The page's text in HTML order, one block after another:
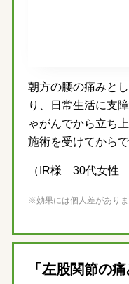
朝方の腰の痛みと
り、日常生活に支
ゃがんでから立ち
施術を受けてから
（IR様 30代女性
※効果には個人差があり
「左股関節の